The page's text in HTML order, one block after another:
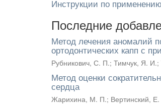
Инструкции по применению
Последние
Метод лечения аномалий
ортодонтических капп с
Рубникович, С. П.; Тимчук, Я. И.;
Метод оценки
сердца
Жарихина, М. П.; Вертинский,